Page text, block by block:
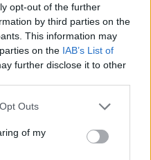
opt-out of the further
by third parties on the
This information may
on the IAB’s List of
further disclose it to other
Outs
of my